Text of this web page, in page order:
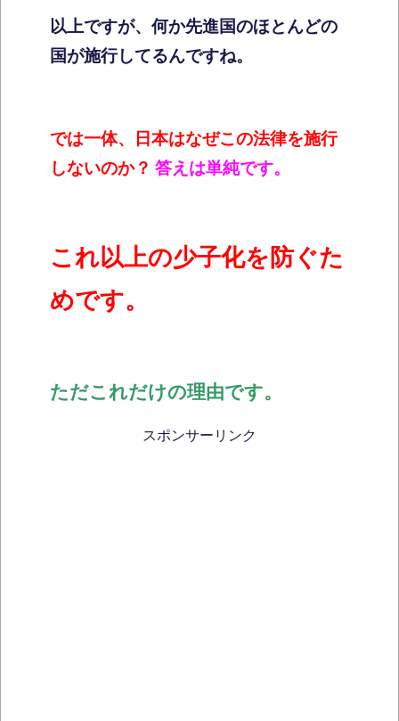
以上ですが、何か先進国のほとんどの
国が施行してるんですね。
では一体、日本はなぜこの法律を施行
しないのか？ 答えは単純です。
これ以上の少子化を防ぐた
めです。
ただこれだけの理由です。
スポンサーリンク